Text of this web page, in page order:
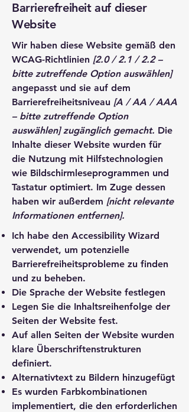
Barrierefreiheit auf dieser
Website
Wir haben diese Website gemäß den
WCAG-Richtlinien [2.0 / 2.1 / 2.2 –
bitte zutreffende Option auswählen]
angepasst und sie auf dem
Barrierefreiheitsniveau [A / AA / AAA
– bitte zutreffende Option
auswählen] zugänglich gemacht. Die
Inhalte dieser Website wurden für
die Nutzung mit Hilfstechnologien
wie Bildschirmleseprogrammen und
Tastatur optimiert. Im Zuge dessen
haben wir außerdem [nicht relevante
Informationen entfernen].
Ich habe den Accessibility Wizard
verwendet, um potenzielle
Barrierefreiheitsprobleme zu finden
und zu beheben.
Die Sprache der Website festlegen
Legen Sie die Inhaltsreihenfolge der
Seiten der Website fest.
Auf allen Seiten der Website wurden
klare Überschriftenstrukturen
definiert.
Alternativtext zu Bildern hinzugefügt
Es wurden Farbkombinationen
implementiert, die den erforderlichen